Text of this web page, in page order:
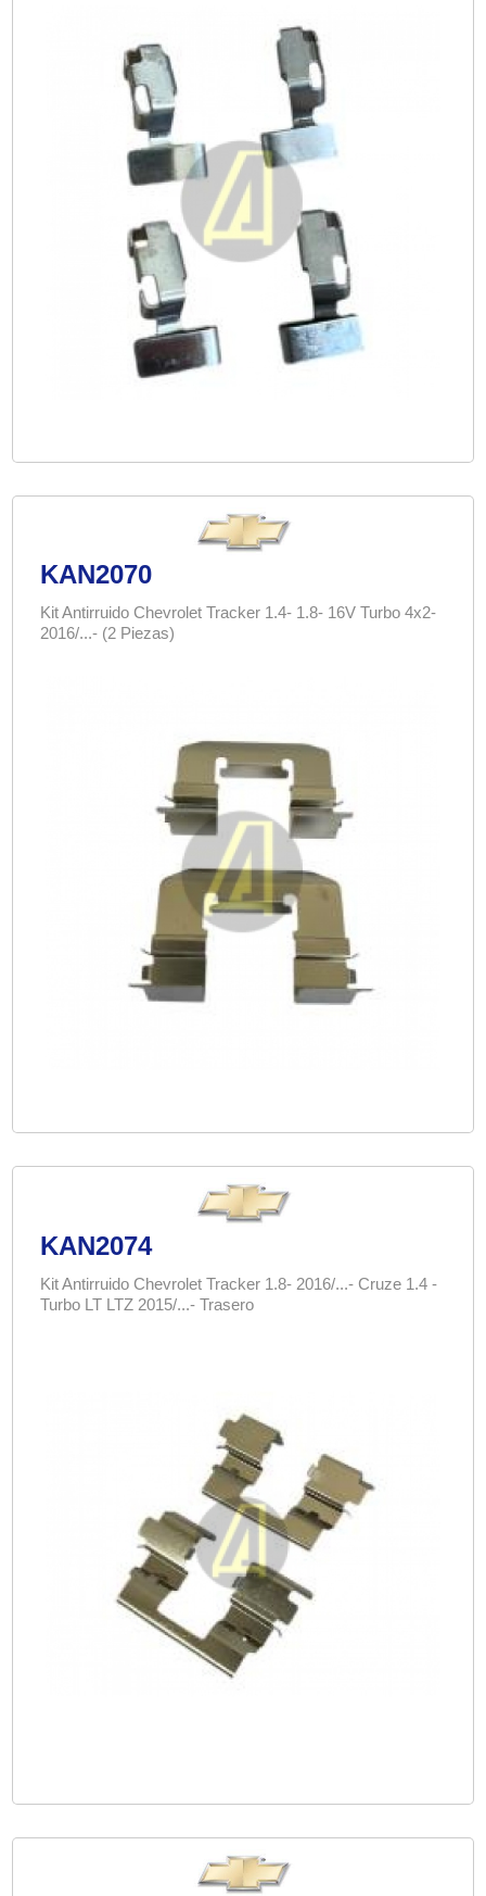
KAN2070
Kit Antirruido Chevrolet Tracker 1.4- 1.8- 16V Turbo 4x2-
2016/...- (2 Piezas)
KAN2074
Kit Antirruido Chevrolet Tracker 1.8- 2016/...- Cruze 1.4 -
Turbo LT LTZ 2015/...- Trasero